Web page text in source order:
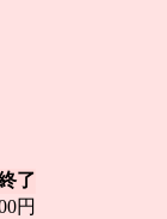
了
円